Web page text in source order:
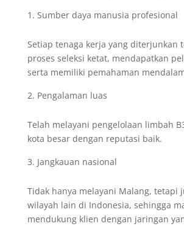
Sumber daya manusia profesional
Setiap tenaga kerja yang diterjunkan
proses seleksi ketat, mendapatkan
serta memiliki pemahaman
Pengalaman luas
Telah melayani pengelolaan limbah
kota besar dengan reputasi baik.
Jangkauan nasional
Tidak hanya melayani Malang, tetapi
wilayah lain di Indonesia, sehingga
mendukung klien dengan jaringan